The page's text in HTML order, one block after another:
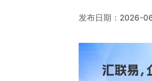
发布日期： 2026-